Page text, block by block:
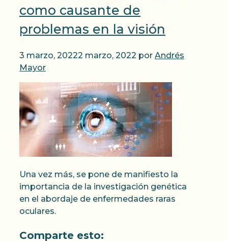
como causante de
problemas en la visión
3 marzo, 20222 marzo, 2022 por Andrés
Mayor
Una vez más, se pone de manifiesto la
importancia de la investigación genética
en el abordaje de enfermedades raras
oculares.
Comparte esto: